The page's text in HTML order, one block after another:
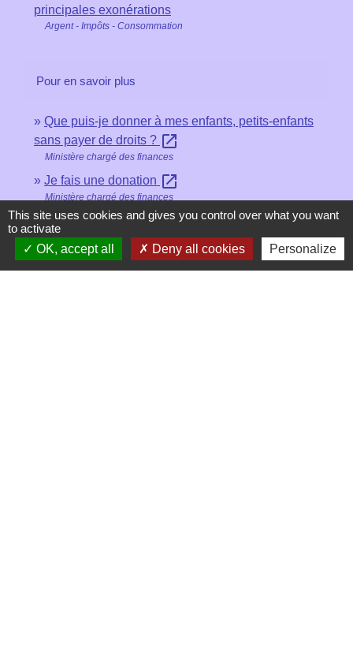
principales exonérations
Argent - Impôts - Consommation
Pour en savoir plus
Que puis-je donner à mes enfants, petits-enfants
sans payer de droits ? open_in_new
Ministère chargé des finances
Je fais une donation open_in_new
Ministère chargé des finances
Signaler une erreur sur cette page
This site uses cookies and gives you control over what you want
to activate
OK, accept all
Deny all cookies Personalize